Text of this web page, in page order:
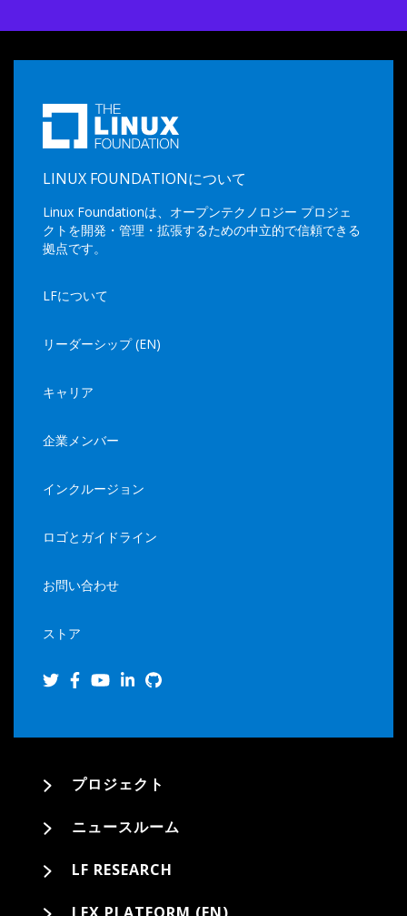
LINUX FOUNDATIONについて
Linux Foundationは、オープンテクノロジー プロジェ
クトを開発・管理・拡張するための中立的で信頼できる
拠点です。
LFについて
リーダーシップ (EN)
キャリア
企業メンバー
インクルージョン
ロゴとガイドライン
お問い合わせ
ストア
プロジェクト
ニュースルーム
LF RESEARCH